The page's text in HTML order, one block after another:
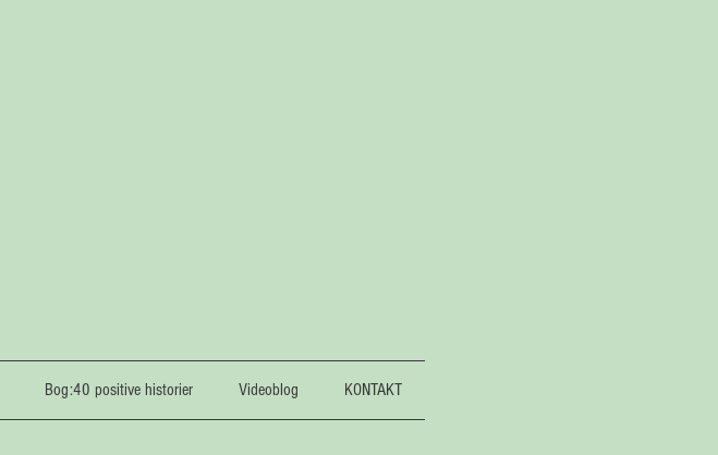
Bog:40 positive historier Videoblog KONTAKT